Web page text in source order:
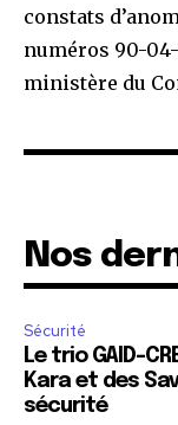
constats
numéros 90-04-
ministère du
Nos
Sécurité
Le trio GAID-
Kara et des
sécurité